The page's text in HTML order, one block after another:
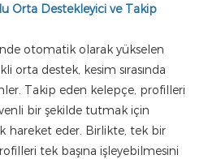
Orta Destekleyici ve Takip
otomatik olarak yükselen
orta destek, kesim sırasında
Takip eden kelepçe, profilleri
bir şekilde tutmak için
hareket eder. Birlikte, tek bir
tek başına işleyebilmesini